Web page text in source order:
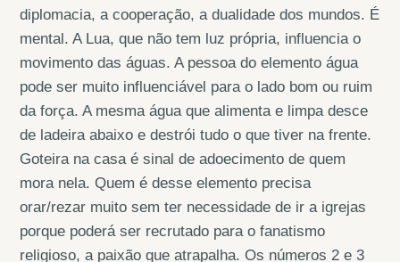
diplomacia, a cooperação, a dualidade dos mundos. É
mental. A Lua, que não tem luz própria, influencia o
movimento das águas. A pessoa do elemento água
pode ser muito influenciável para o lado bom ou ruim
da força. A mesma água que alimenta e limpa desce
de ladeira abaixo e destrói tudo o que tiver na frente.
Goteira na casa é sinal de adoecimento de quem
mora nela. Quem é desse elemento precisa
orar/rezar muito sem ter necessidade de ir a igrejas
porque poderá ser recrutado para o fanatismo
religioso, a paixão que atrapalha. Os números 2 e 3